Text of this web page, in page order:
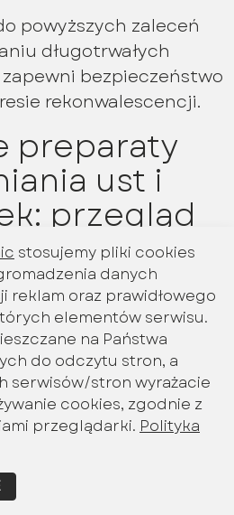
powyższych zaleceń
długotrwałych
bezpieczeństwo
rekonwalescencji.
preparaty
ust i
przegląd
się szybkim
medycyny
do wypełniania ust i
fundament. Z myślą o
najlepszych
przegląd
preparatów
jednym z
stosujemy pliki cookies
danych
reklam oraz prawidłowego
elementów serwisu.
na Państwa
do odczytu stron, a
serwisów/stron wyrażacie
cookies, zgodnie z
przeglądarki. Polityka